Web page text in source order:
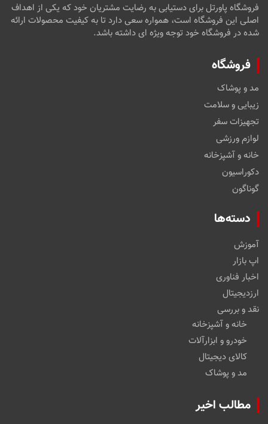
فروشگاه پاورتل برای دستیابی به رضایت مشتریان خود که یکی از اهداف
اصلی این فروشگاه است، همواره سعی دارد تا به کیفیت محصولات ارائه
شده در فروشگاه خود توجه ویژه ای داشته باشد.
فروشگاه
مد و پوشاک
زیبایی و سلامت
تجهیزات سفر
لوازم ورزشی
خانه و آشپزخانه
دکوراسیون
گوناگون
دسته‌ها
آموزش
اپ بازار
اخبار فناوری
ارزدیجیتال
نقد و بررسی
خانه و آشپزخانه
خودرو و ابزارآلات
کالای دیجیتال
مد و پوشاک
مطالب اخیر